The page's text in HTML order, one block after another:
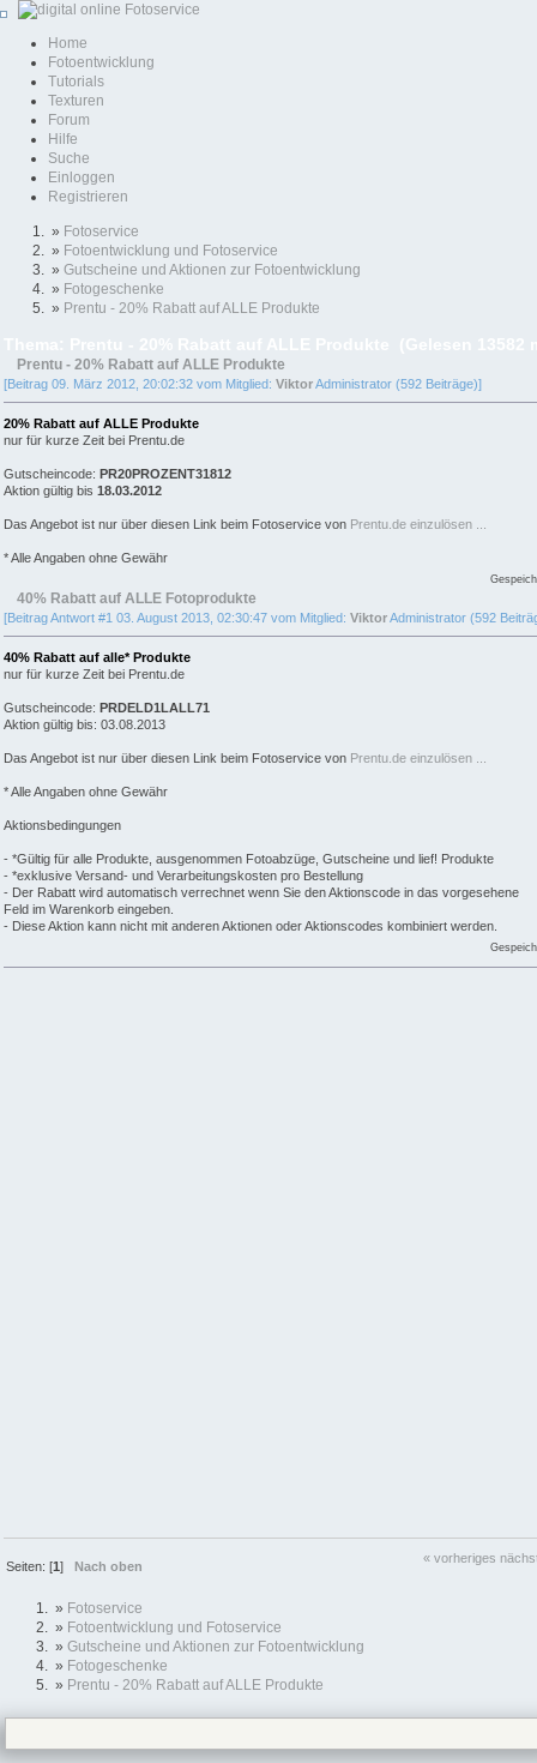
Home
Fotoentwicklung
Tutorials
Texturen
Forum
Hilfe
Suche
Einloggen
Registrieren
» Fotoservice
» Fotoentwicklung und Fotoservice
» Gutscheine und Aktionen zur Fotoentwicklung
» Fotogeschenke
» Prentu - 20% Rabatt auf ALLE Produkte
Prentu - 20% Rabatt auf ALLE Produkte
[Beitrag 09. März 2012, 20:02:32 vom Mitglied: ViktorAdministrator (592 Beiträge)]
20% Rabatt auf ALLE Produkte
nur für kurze Zeit bei Prentu.de
Gutscheincode: PR20PROZENT31812
Aktion gültig bis 18.03.2012
Das Angebot ist nur über diesen Link beim Fotoservice von Prentu.de einzulösen ...
* Alle Angaben ohne Gewähr
40% Rabatt auf ALLE Fotoprodukte
[Beitrag Antwort #1 03. August 2013, 02:30:47 vom Mitglied: ViktorAdministrator (592
40% Rabatt auf alle* Produkte
nur für kurze Zeit bei Prentu.de
Gutscheincode: PRDELD1LALL71
Aktion gültig bis: 03.08.2013
Das Angebot ist nur über diesen Link beim Fotoservice von Prentu.de einzulösen ...
* Alle Angaben ohne Gewähr
Aktionsbedingungen
- *Gültig für alle Produkte, ausgenommen Fotoabzüge, Gutscheine und lief! Produkte
- *exklusive Versand- und Verarbeitungskosten pro Bestellung
- Der Rabatt wird automatisch verrechnet wenn Sie den Aktionscode in das vorgesehene
Feld im Warenkorb eingeben.
- Diese Aktion kann nicht mit anderen Aktionen oder Aktionscodes kombiniert werden.
Seiten: [1]Nach oben
« vorheriges
» Fotoservice
» Fotoentwicklung und Fotoservice
» Gutscheine und Aktionen zur Fotoentwicklung
» Fotogeschenke
» Prentu - 20% Rabatt auf ALLE Produkte